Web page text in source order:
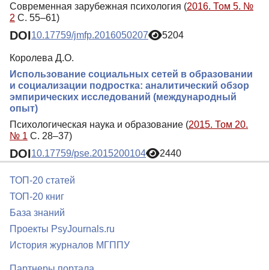
Современная зарубежная психология (2016. Том 5. №
2 С. 55–61)
DOI10.17759/jmfp.2016050207 5204
Королева Д.О.
Использование социальных сетей в образовании
и социализации подростка: аналитический обзор
эмпирических исследований (международный
опыт)
Психологическая наука и образование (2015. Том 20.
№ 1 С. 28–37)
DOI10.17759/pse.2015200104 2440
ТОП-20 статей
ТОП-20 книг
База знаний
Проекты PsyJournals.ru
История журналов МГППУ